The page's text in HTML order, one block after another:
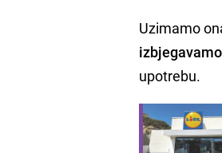
Uzimamo
izbjegavamo
upotrebu.